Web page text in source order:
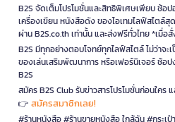
B2S จัดเต็มโปรโมชั่นและสิทธิพิเศษเพียบ ช้อ
เครื่องเขียน หนังสือดัง ของไอเทมไลฟ์สไต
ผ่าน B2S.co.th เท่านั้น และส่งฟรีทั่วไทย *เมื่
B2S มีทุกอย่างตอบโจทย์ทุกไลฟ์สไตล์ ไม่ว่าจ
ของเล่นเสริมพัฒนาการ หรือเฟอร์นิเจอร์ ช้อ
B2S
สมัคร B2S Club รับข่าวสารโปรโมชั่นก่อนใคร
👉 สมัครสมาชิกเลย!
#ร้านหนังสือ #ร้านขายหนังสือ ใกล้ฉัน #กระเ